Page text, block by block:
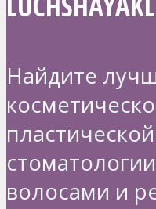
Найдите
волосами и